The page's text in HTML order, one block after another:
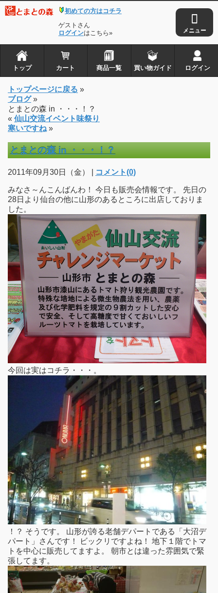
初めての方はコチラ
ゲストさん
ログインはこちら»
トップ カート 商品一覧 買い物ガイド ログイン
トップページに戻る »
ブログ»
とまとの森 in ・・・！？
« 仙山交流イベント味祭り
寒いですね »
とまとの森 in ・・・！？
2011年09月30日（金） | コメント(0)
みなさ～んこんばんわ！ 今日も販売会情報です。 先日の
28日より仙台の他に山形のあるところに出店しておりま
した。
今回は実はコチラ・・・。
！？ そうです。 山形が誇る老舗デパートである「大沼デ
パート」さんです！ ビックリですよね！ 地下１階でトマ
トを中心に販売してますよ。 朝市とは違った雰囲気で緊
張してます。